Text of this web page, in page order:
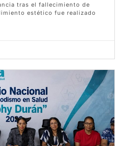
tras el fallecimiento de
estético fue realizado